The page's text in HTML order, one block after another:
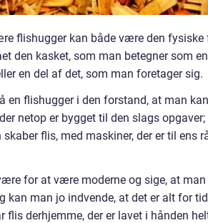
flishugger kan både være den
den kasket, som man betegner som
en del af det, som man foretager sig.
en flishugger i den forstand, at man
netop er bygget til den slags
flis, med maskiner, der er til ens
for at være moderne og sige, at
kan man jo indvende, at det er alt for
flis derhjemme, der er lavet i hånden